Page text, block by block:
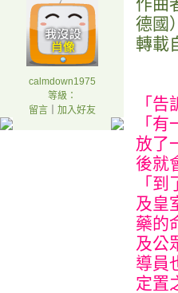
calmdown1975
等級：
留言｜ 加入好友
德國）
轉載
「
「
放了
後就
「
及皇
藥的
及公
導員
定置